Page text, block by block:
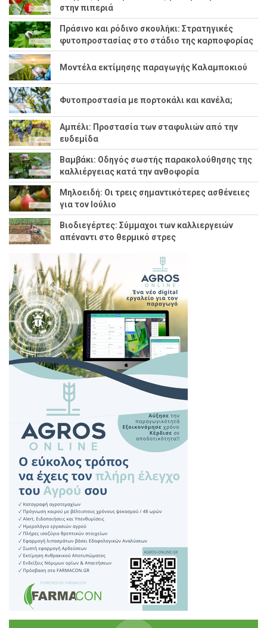
στην πιπεριά
Πράσινο και ρόδινο σκουλήκι: Στρατηγικές
φυτοπροστασίας στο στάδιο της καρποφορίας
Μοντέλα εκτίμησης παραγωγής Καλαμποκιού
Φυτοπροστασία με πορτοκάλι και κανέλα;
Αμπέλι: Προστασία των σταφυλιών από την
ευδεμίδα
Βαμβάκι: Οδηγός σωστής παρακολούθησης της
καλλιέργειας κατά την ανθοφορία
Μηλοειδή: Οι τρεις σημαντικότερες ασθένειες
για τον Ιούλιο
Βιοδιεγέρτες: Σύμμαχοι των καλλιεργειών
απέναντι στο θερμικό στρες